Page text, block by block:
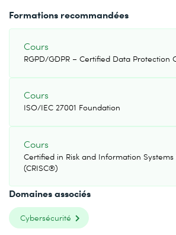
Formations recommandées
Cours
RGPD/GDPR – Certified Data Protection
Cours
ISO/IEC 27001 Foundation
Cours
Certified in Risk and Information
(CRISC®)
Domaines associés
Cybersécurité